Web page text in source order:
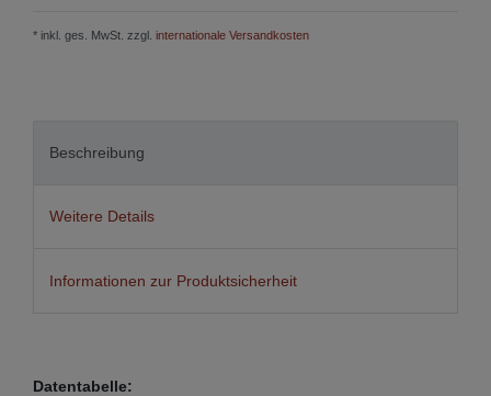
* inkl. ges. MwSt. zzgl. internationale Versandkosten
Beschreibung
Weitere Details
Informationen zur Produktsicherheit
Datentabelle: